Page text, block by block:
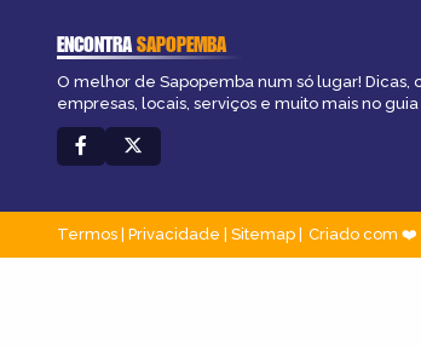
ENCONTRASAPOPEMBA
O melhor de Sapopemba num só lugar! Dicas,
empresas, locais, serviços e muito mais no
Termos Privacidade Sitemap Criado com ❤️